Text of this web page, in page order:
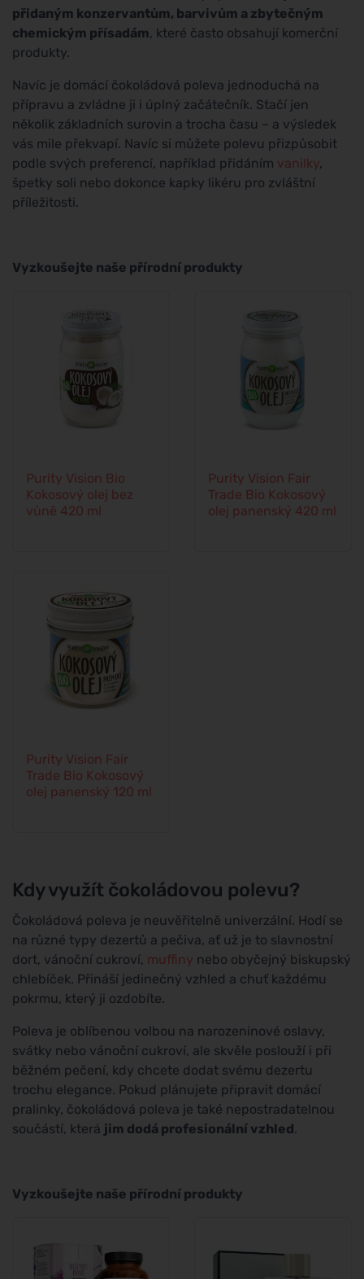
přidaným konzervantům, barvivům a zbytečným
chemickým přísadám, které často obsahují komerční
produkty.
Navíc je domácí čokoládová poleva jednoduchá na
přípravu a zvládne ji i úplný začátečník. Stačí jen
několik základních surovin a trocha času – a výsledek
vás mile překvapí. Navíc si můžete polevu přizpůsobit
podle svých preferencí, například přidáním vanilky,
špetky soli nebo dokonce kapky likéru pro zvláštní
příležitosti.
Vyzkoušejte naše přírodní produkty
Purity Vision Bio
Kokosový olej bez
vůně 420 ml
Purity Vision Fair
Trade Bio Kokosový
olej panenský 420 ml
Purity Vision Fair
Trade Bio Kokosový
olej panenský 120 ml
Kdy využít čokoládovou polevu?
Čokoládová poleva je neuvěřitelně univerzální. Hodí se
na různé typy dezertů a pečiva, ať už je to slavnostní
dort, vánoční cukroví, muffiny nebo obyčejný biskupský
chlebíček. Přináší jedinečný vzhled a chuť každému
pokrmu, který ji ozdobíte.
Poleva je oblíbenou volbou na narozeninové oslavy,
svátky nebo vánoční cukroví, ale skvěle poslouží i při
běžném pečení, kdy chcete dodat svému dezertu
trochu elegance. Pokud plánujete připravit domácí
pralinky, čokoládová poleva je také nepostradatelnou
součástí, která jim dodá profesionální vzhled.
Vyzkoušejte naše přírodní produkty